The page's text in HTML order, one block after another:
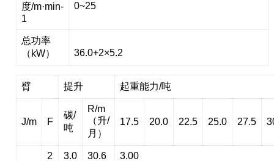
度/m·min-
1
0~25
总功率
（kW）
36.0+2×5.2
臂 提升 起重能力/吨
J/m F
碳/
吨
R/m
（升/
月）
17.5 20.0 22.5 25.0 27.5
2 3.0 30.6 3.00